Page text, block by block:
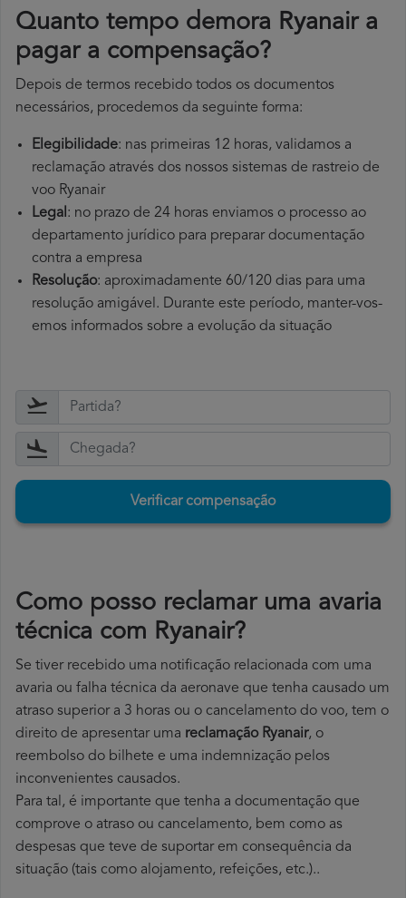
Quanto tempo demora Ryanair a
pagar a compensação?
Depois de termos recebido todos os documentos
necessários, procedemos da seguinte forma:
Elegibilidade: nas primeiras 12 horas, validamos a
reclamação através dos nossos sistemas de rastreio de
voo Ryanair
Legal: no prazo de 24 horas enviamos o processo ao
departamento jurídico para preparar documentação
contra a empresa
Resolução: aproximadamente 60/120 dias para uma
resolução amigável. Durante este período, manter-vos-
emos informados sobre a evolução da situação
Verificar compensação
Como posso reclamar uma avaria
técnica com Ryanair?
Se tiver recebido uma notificação relacionada com uma
avaria ou falha técnica da aeronave que tenha causado um
atraso superior a 3 horas ou o cancelamento do voo, tem o
direito de apresentar uma reclamação Ryanair, o
reembolso do bilhete e uma indemnização pelos
inconvenientes causados.
Para tal, é importante que tenha a documentação que
comprove o atraso ou cancelamento, bem como as
despesas que teve de suportar em consequência da
situação (tais como alojamento, refeições, etc.)..